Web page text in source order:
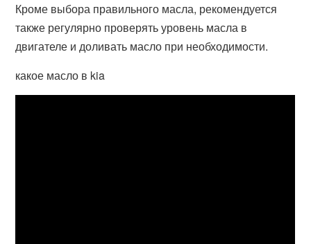
Кроме выбора правильного масла, рекомендуется
также регулярно проверять уровень масла в
двигателе и доливать масло при необходимости.
какое масло в kia